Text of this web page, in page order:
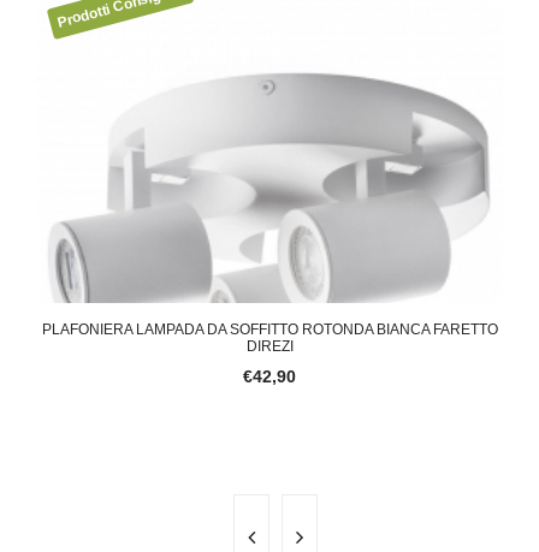
PLAFONIERA LAMPADA DA SOFFITTO ROTONDA BIANCA FARETTO
DIREZI
€42,90